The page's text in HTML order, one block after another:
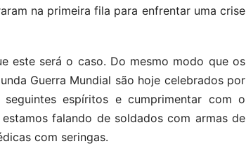
na primeira fila para enfrentar uma crise
este será o caso. Do mesmo modo que os
Guerra Mundial são hoje celebrados por
espíritos e cumprimentar com o
falando de soldados com armas de
com seringas.